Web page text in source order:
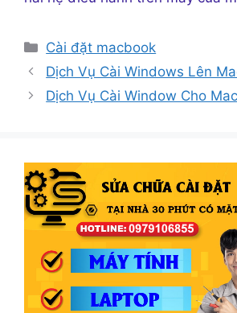
Danh
mục
Cài đặt macbook
Dịch Vụ Cài Windows Lên
Dịch Vụ Cài Window Cho